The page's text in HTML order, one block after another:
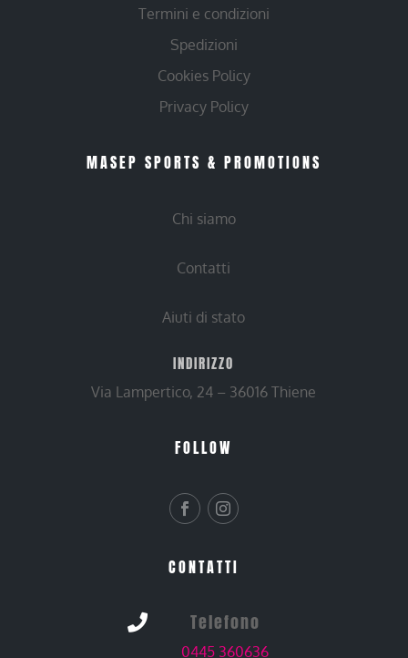
Termini e condizioni
Spedizioni
Cookies Policy
Privacy Policy
MASEP SPORTS & PROMOTIONS
Chi siamo
Contatti
Aiuti di stato
INDIRIZZO
Via Lampertico, 24 – 36016 Thiene
FOLLOW
CONTATTI
 Telefono
0445 360636